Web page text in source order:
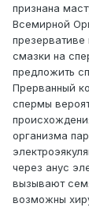
признана
Всемирной
презервативе
смазки на
предложить
Прерванный
спермы
организма
через анус
вызывают
возможны